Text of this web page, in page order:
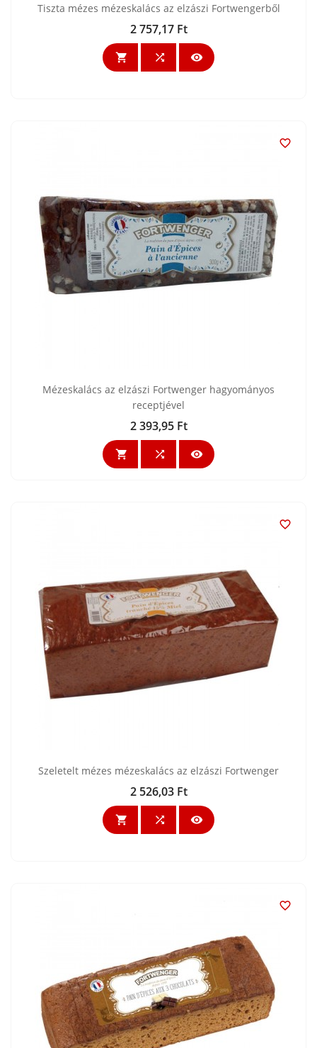
Tiszta mézes mézeskalács az elzászi Fortwengerből
Ár
2 757,17 Ft
  

Mézeskalács az elzászi Fortwenger hagyományos
receptjével
Ár
2 393,95 Ft
  

Szeletelt mézes mézeskalács az elzászi Fortwenger
Ár
2 526,03 Ft
  
